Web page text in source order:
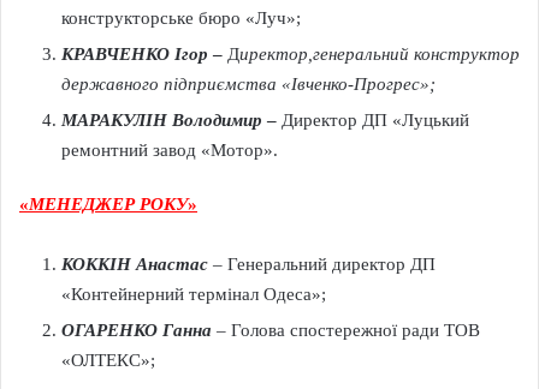
конструкторське бюро «Луч»;
КРАВЧЕНКО Ігор – Директор,генеральний конструктор
державного підприємства «Івченко-Прогрес»;
МАРАКУЛІН Володимир – Директор ДП «Луцький
ремонтний завод «Мотор».
«МЕНЕДЖЕР РОКУ»
КОККІН Анастас – Генеральний директор ДП
«Контейнерний термінал Одеса»;
ОГАРЕНКО Ганна – Голова спостережної ради ТОВ
«ОЛТЕКС»;